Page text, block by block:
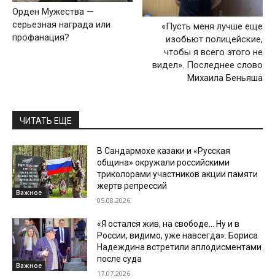
Орден Мужества —
серьезная награда или
профанация?
«Пусть меня лучше еще
изобьют полицейские,
чтобы я всего этого не
видел». Последнее слово
Михаила Беньяша
ЧИТАТЬ ЕЩЕ
Важное
В Сандармохе казаки и «Русская
община» окружали российскими
триколорами участников акции памяти
жертв репрессий
05.08.2026
Важное
«Я остался жив, на свободе… Ну и в
России, видимо, уже навсегда». Бориса
Надеждина встретили аплодисментами
после суда
17.07.2026